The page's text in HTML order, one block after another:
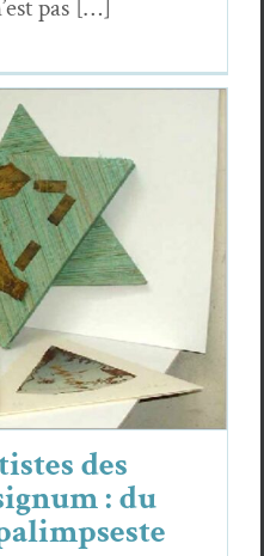
pas […]
des éditions
manuscrit au
Wan­da Mihuleac
des
: du